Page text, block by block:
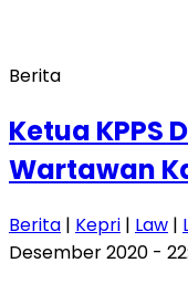
Berita
Ketua KPPS
Wartawan
Berita | Kepri | Law |
Desember 2020 -